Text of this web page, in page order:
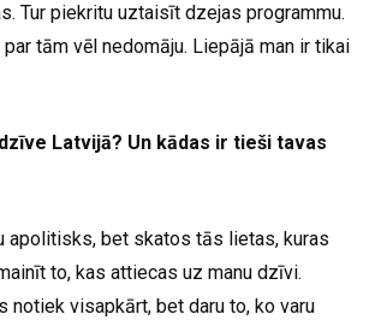
Tur piekritu uztaisīt dzejas programmu.
tām vēl nedomāju. Liepājā man ir tikai
Latvijā? Un kādas ir tieši tavas
apolitisks, bet skatos tās lietas, kuras
to, kas attiecas uz manu dzīvi.
notiek visapkārt, bet daru to, ko varu